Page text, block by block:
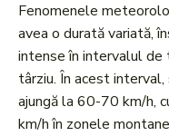
Fenomenele
avea o durată variată,
intense în intervalul de
târziu. În acest
ajungă la 60-70 km/h,
km/h în zonele